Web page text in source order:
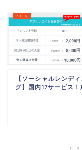
【ソーシャルレンデ
グ】国内17サービス